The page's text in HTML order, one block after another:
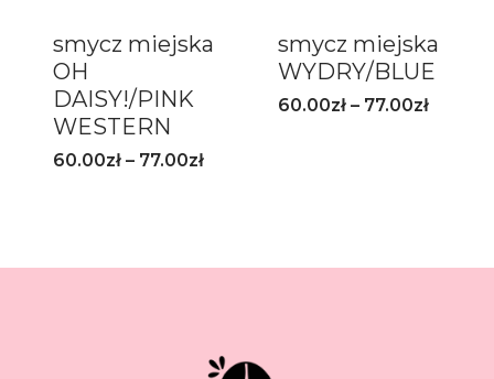
smycz miejska
OH
DAISY!/PINK
WESTERN
60.00zł – 77.00zł
smycz miejska
WYDRY/BLUE
60.00zł – 77.00zł